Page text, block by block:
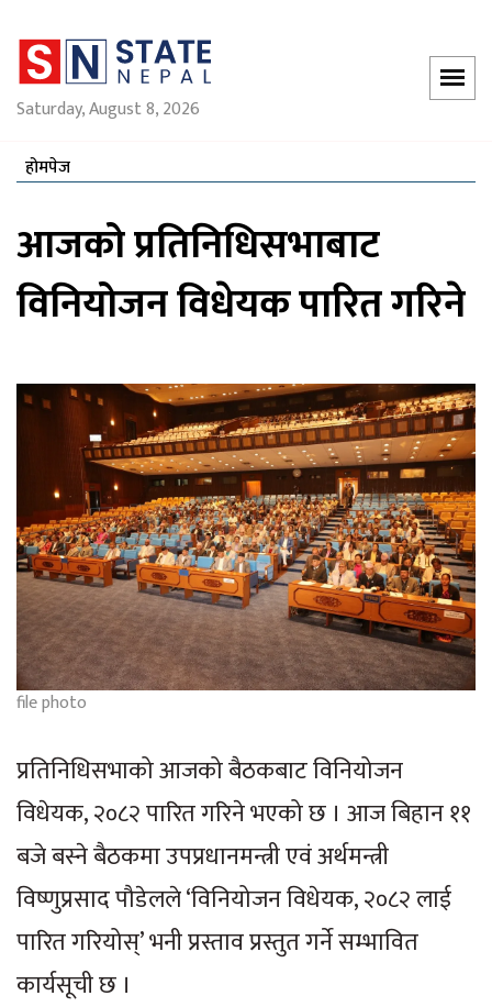
Saturday, August 8, 2026
होमपेज
आजको प्रतिनिधिसभाबाट
विनियोजन विधेयक पारित गरिने
file photo
प्रतिनिधिसभाको आजको बैठकबाट विनियोजन
विधेयक, २०८२ पारित गरिने भएको छ । आज बिहान ११
बजे बस्ने बैठकमा उपप्रधानमन्त्री एवं अर्थमन्त्री
विष्णुप्रसाद पौडेलले ‘विनियोजन विधेयक, २०८२ लाई
पारित गरियोस्’ भनी प्रस्ताव प्रस्तुत गर्ने सम्भावित
कार्यसूची छ ।